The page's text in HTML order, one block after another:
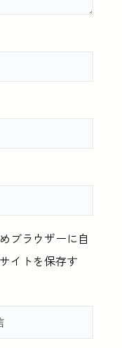
ブラウザーに自
イトを保存す